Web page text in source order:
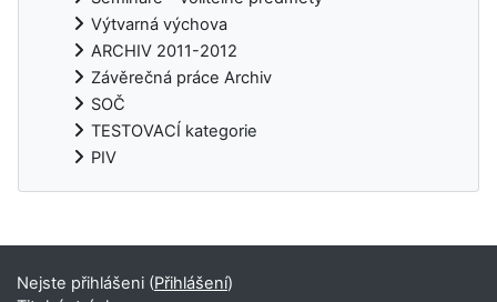
Výtvarná výchova
ARCHIV 2011-2012
Závěrečná práce Archiv
SOČ
TESTOVACÍ kategorie
PIV
Doplňkové bloky
Nejste přihlášeni (Přihlášení)